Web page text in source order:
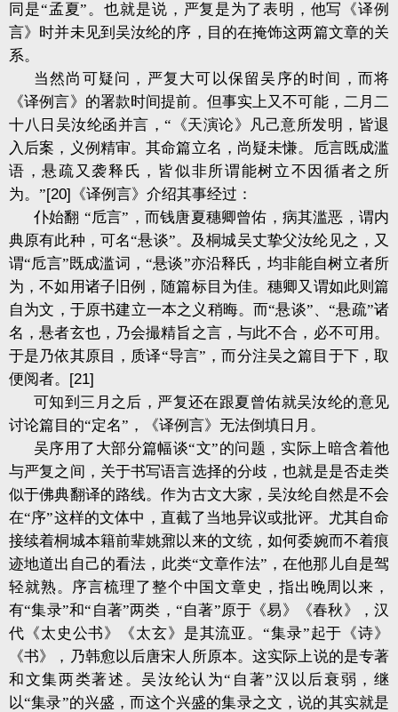
同是“孟夏”。也就是说，严复是为了表明，他写《译例
言》时并未见到吴汝纶的序，目的在掩饰这两篇文章的关
系。
当然尚可疑问，严复大可以保留吴序的时间，而将
《译例言》的署款时间提前。但事实上又不可能，二月二
十八日吴汝纶函并言，“《天演论》凡己意所发明，皆退
入后案，义例精审。其命篇立名，尚疑未慊。卮言既成滥
语，悬疏又袭释氏，皆似非所谓能树立不因循者之所
为。”[20] 《译例言》介绍其事经过：
仆始翻 “卮言”，而钱唐夏穗卿曾佑，病其滥恶，谓内
典原有此种，可名“悬谈”。及桐城吴丈挚父汝纶见之，又
谓“卮言”既成滥词，“悬谈”亦沿释氏，均非能自树立者所
为，不如用诸子旧例，随篇标目为佳。穗卿又谓如此则篇
自为文，于原书建立一本之义稍晦。而“悬谈”、“悬疏”诸
名，悬者玄也，乃会撮精旨之言，与此不合，必不可用。
于是乃依其原目，质译“导言”，而分注吴之篇目于下，取
便阅者。 [21]
可知到三月之后，严复还在跟夏曾佑就吴汝纶的意见
讨论篇目的“定名”，《译例言》无法倒填日月。
吴序用了大部分篇幅谈“文”的问题，实际上暗含着他
与严复之间，关于书写语言选择的分歧，也就是是否走类
似于佛典翻译的路线。作为古文大家，吴汝纶自然是不会
在“序”这样的文体中，直截了当地异议或批评。尤其自命
接续着桐城本籍前辈姚鼐以来的文统，如何委婉而不着痕
迹地道出自己的看法，此类“文章作法”，在他那儿自是驾
轻就熟。序言梳理了整个中国文章史，指出晚周以来，
有“集录”和“自著”两类，“自著”原于《易》《春秋》，汉
代《太史公书》《太玄》是其流亚。“集录”起于《诗》
《书》，乃韩愈以后唐宋人所原本。这实际上说的是专著
和文集两类著述。吴汝纶认为“自著”汉以后衰弱，继
以“集录”的兴盛，而这个兴盛的集录之文，说的其实就是